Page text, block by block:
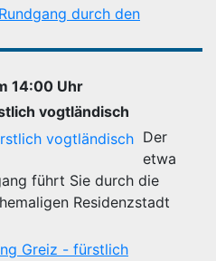
durch den
14:00 Uhr
vogtländisch
Der
etwa
führt Sie durch die
Residenzstadt
Greiz - fürstlich